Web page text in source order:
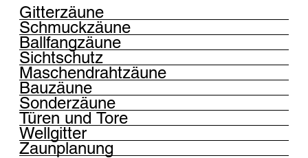
Gitterzäune
Schmuckzäune
Ballfangzäune
Sichtschutz
Maschendrahtzäune
Bauzäune
Sonderzäune
Türen und Tore
Wellgitter
Zaunplanung